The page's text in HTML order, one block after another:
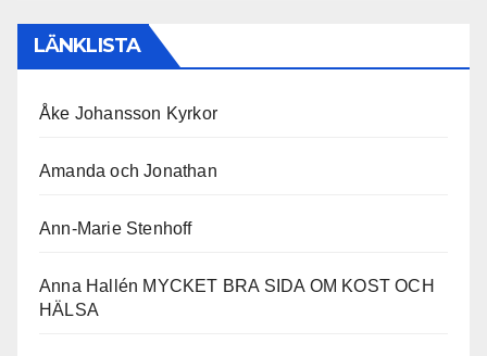
LÄNKLISTA
Åke Johansson Kyrkor
Amanda och Jonathan
Ann-Marie Stenhoff
Anna Hallén MYCKET BRA SIDA OM KOST OCH
HÄLSA